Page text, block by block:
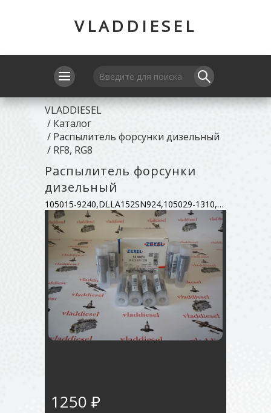
VLADDIESEL
VLADDIESEL
/ Каталог
/ Распылитель форсунки дизельный
/ RF8, RG8
Распылитель форсунки
дизельный
105015-9240,DLLA152SN924,105029-1310,9432611376,16620-97066
1250 ₽